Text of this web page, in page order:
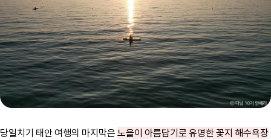
당일치기 태안 여행의 마지막은 노을이 아름답기로 유명한 꽃지 해수욕장